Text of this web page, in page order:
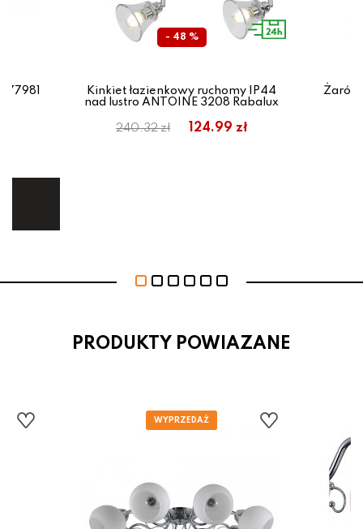
- 48 %
Kinkiet łazienkowy ruchomy IP44
nad lustro ANTOINE 3208 Rabalux
240.32 zł 124.99 zł
PRODUKTY POWIAZANE